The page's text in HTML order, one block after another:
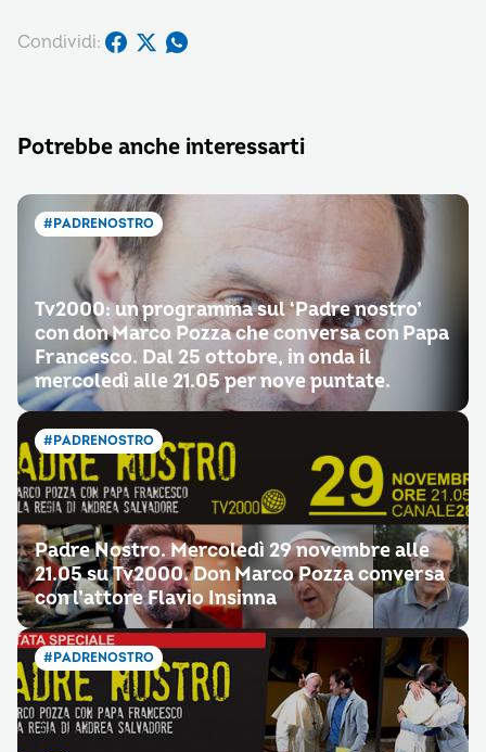
Condividi:
Potrebbe anche interessarti
#PADRENOSTRO
Tv2000: un programma sul ‘Padre nostro’
con don Marco Pozza che conversa con Papa
Francesco. Dal 25 ottobre, in onda il
mercoledì alle 21.05 per nove puntate.
#PADRENOSTRO
Padre Nostro. Mercoledì 29 novembre alle
21.05 su Tv2000. Don Marco Pozza conversa
con l’attore Flavio Insinna
#PADRENOSTRO